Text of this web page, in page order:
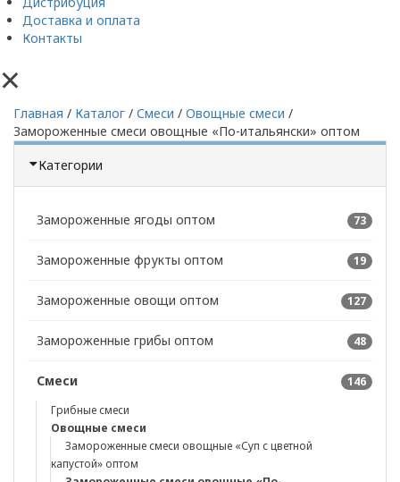
Доставка и оплата
Контакты
×
Главная / Каталог / Смеси / Овощные смеси /
Замороженные смеси овощные «По-итальянски» оптом
Категории
Замороженные ягоды оптом 73
Замороженные фрукты оптом 19
Замороженные овощи оптом 127
Замороженные грибы оптом 48
Смеси
146
Грибные смеси
Овощные смеси
Замороженные смеси овощные «Суп с цветной
капустой» оптом